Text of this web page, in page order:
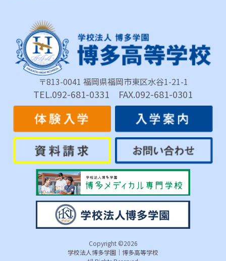
〒813-0041 福岡県福岡市東区水谷1-21-1
TEL.092-681-0331 FAX.092-681-0301
Copyright ©2026
学校法人博多学園｜博多高等学校